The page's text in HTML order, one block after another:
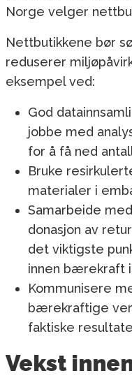
Norge velger
Nettbutikkene bør
reduserer
eksempel ved:
God
jobbe med
for å få ned
Bruke
materialer i
Samarbeide
donasjon av
det viktigste
innen bærekraft
Kommunisere
bærekraftige
faktiske
Vekst